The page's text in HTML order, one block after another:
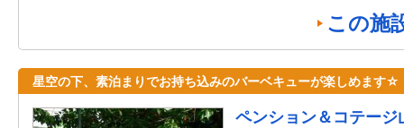
この施
星空の下、素泊まりでお持ち込みのバーベキューが楽しめます☆
ペンション＆コテージ